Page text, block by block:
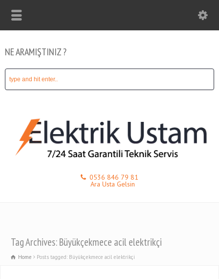
NE ARAMIŞTINIZ ?
0536 846 79 81
Ara Usta Gelsin
Tag Archives: Büyükçekmece acil elektrikçi
Home Posts tagged: Büyükçekmece acil elektrikçi